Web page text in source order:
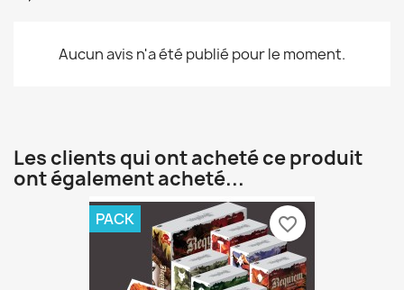
Aucun avis n'a été publié pour le moment.
Les clients qui ont acheté ce produit
ont également acheté...
PACK favorite_border